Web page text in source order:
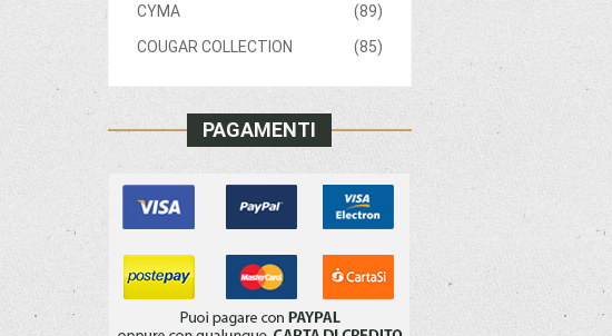
(89)
CYMA
(85)
COUGAR COLLECTION
PAGAMENTI